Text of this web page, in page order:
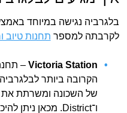
בלגרביה נגישה במיוחד
לקרבתה למספר תחנות טיוב
Victoria Station
–
הקרובה ביותר